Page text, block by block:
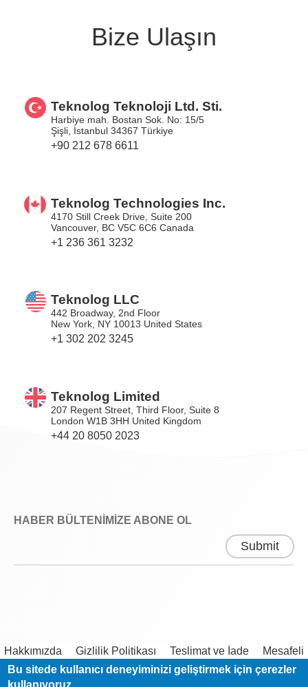
Bize Ulaşın
Teknolog Teknoloji Ltd. Sti.
Harbiye mah. Bostan Sok. No: 15/5
Şişli, İstanbul 34367 Türkiye
+90 212 678 6611
Teknolog Technologies Inc.
4170 Still Creek Drive, Suite 200
Vancouver, BC V5C 6C6 Canada
+1 236 361 3232
Teknolog LLC
442 Broadway, 2nd Floor
New York, NY 10013 United States
+1 302 202 3245
Teknolog Limited
207 Regent Street, Third Floor, Suite 8
London W1B 3HH United Kingdom
+44 20 8050 2023
HABER BÜLTENİMİZE ABONE OL
Hakkımızda Gizlilik Politikası Teslimat ve İade
Mesafeli
Satış Sözleşmesi
Bu sitede kullanıcı deneyiminizi geliştirmek için çerezler
kullanıyoruz.